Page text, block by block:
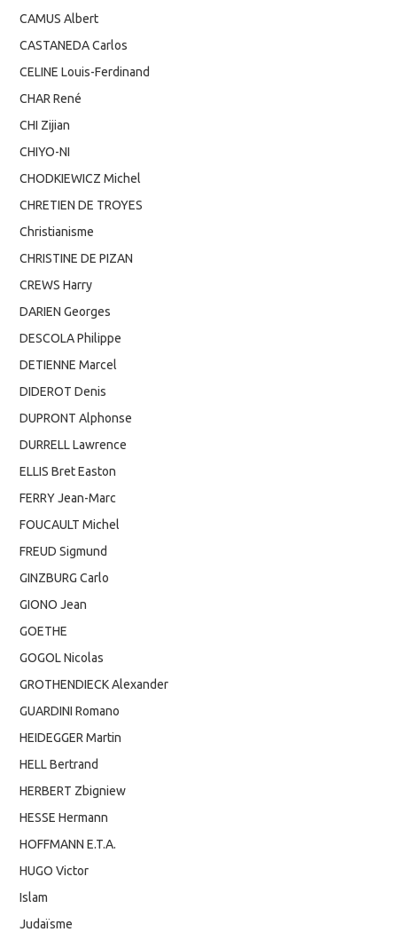
CAMUS Albert
CASTANEDA Carlos
CELINE Louis-Ferdinand
CHAR René
CHI Zijian
CHIYO-NI
CHODKIEWICZ Michel
CHRETIEN DE TROYES
Christianisme
CHRISTINE DE PIZAN
CREWS Harry
DARIEN Georges
DESCOLA Philippe
DETIENNE Marcel
DIDEROT Denis
DUPRONT Alphonse
DURRELL Lawrence
ELLIS Bret Easton
FERRY Jean-Marc
FOUCAULT Michel
FREUD Sigmund
GINZBURG Carlo
GIONO Jean
GOETHE
GOGOL Nicolas
GROTHENDIECK Alexander
GUARDINI Romano
HEIDEGGER Martin
HELL Bertrand
HERBERT Zbigniew
HESSE Hermann
HOFFMANN E.T.A.
HUGO Victor
Islam
Judaïsme